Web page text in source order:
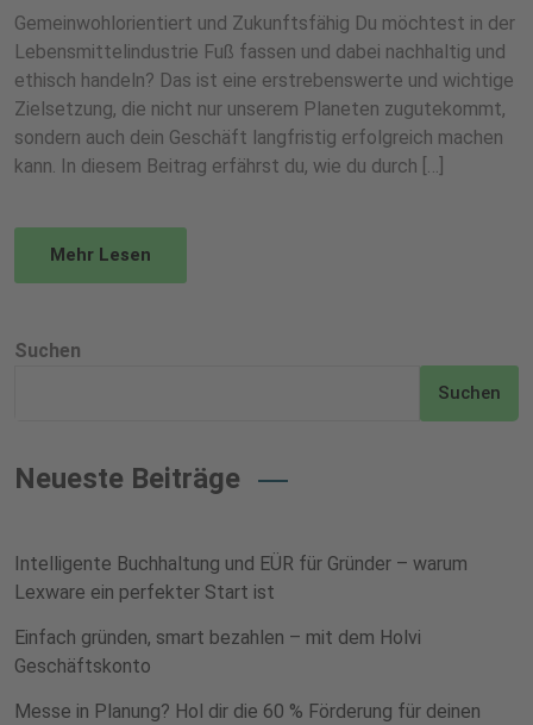
Gemeinwohlorientiert und Zukunftsfähig Du möchtest in der
Lebensmittelindustrie Fuß fassen und dabei nachhaltig und
ethisch handeln? Das ist eine erstrebenswerte und wichtige
Zielsetzung, die nicht nur unserem Planeten zugutekommt,
sondern auch dein Geschäft langfristig erfolgreich machen
kann. In diesem Beitrag erfährst du, wie du durch […]
Mehr Lesen
Suchen
Suchen
Neueste Beiträge
Intelligente Buchhaltung und EÜR für Gründer – warum
Lexware ein perfekter Start ist
Einfach gründen, smart bezahlen – mit dem Holvi
Geschäftskonto
Messe in Planung? Hol dir die 60 % Förderung für deinen